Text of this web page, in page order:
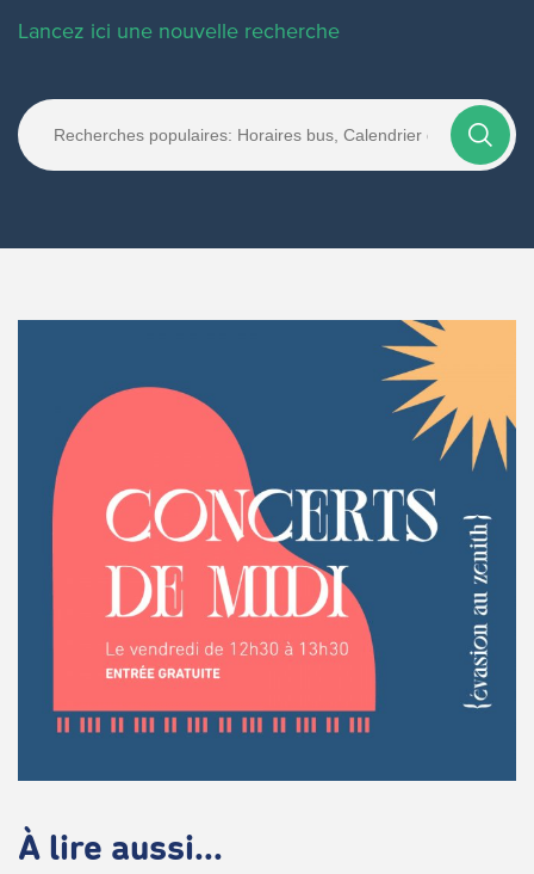
Lancez ici une nouvelle recherche
À lire aussi...